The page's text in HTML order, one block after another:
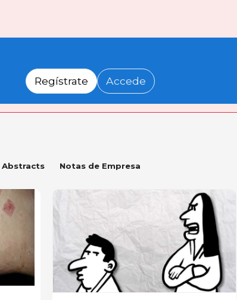
Regístrate Accede
Abstracts Notas de Empresa